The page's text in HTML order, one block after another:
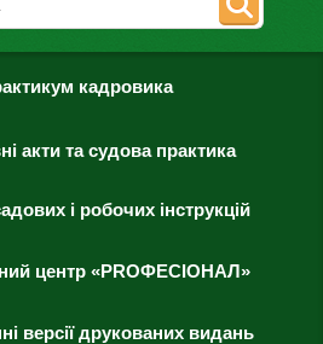
кадровика
акти та судова практика
і робочих інструкцій
центр «PROФЕСІОНАЛ»
версії друкованих видань